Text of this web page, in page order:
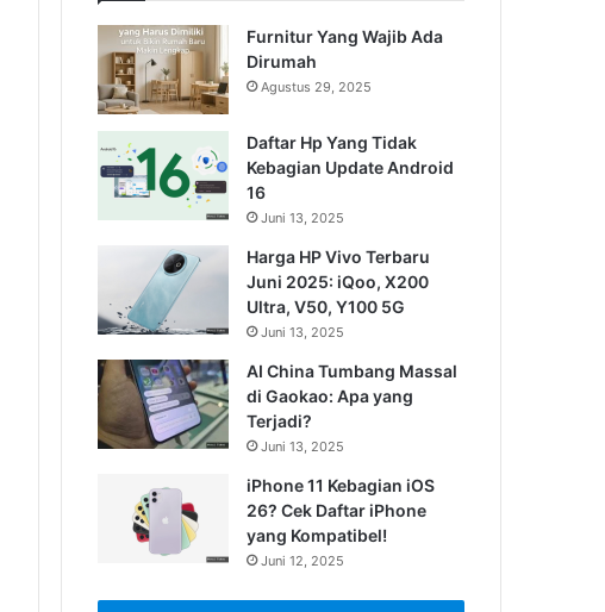
Furnitur Yang Wajib Ada
Dirumah
Agustus 29, 2025
Daftar Hp Yang Tidak
Kebagian Update Android
16
Juni 13, 2025
Harga HP Vivo Terbaru
Juni 2025: iQoo, X200
Ultra, V50, Y100 5G
Juni 13, 2025
AI China Tumbang Massal
di Gaokao: Apa yang
Terjadi?
Juni 13, 2025
iPhone 11 Kebagian iOS
26? Cek Daftar iPhone
yang Kompatibel!
Juni 12, 2025